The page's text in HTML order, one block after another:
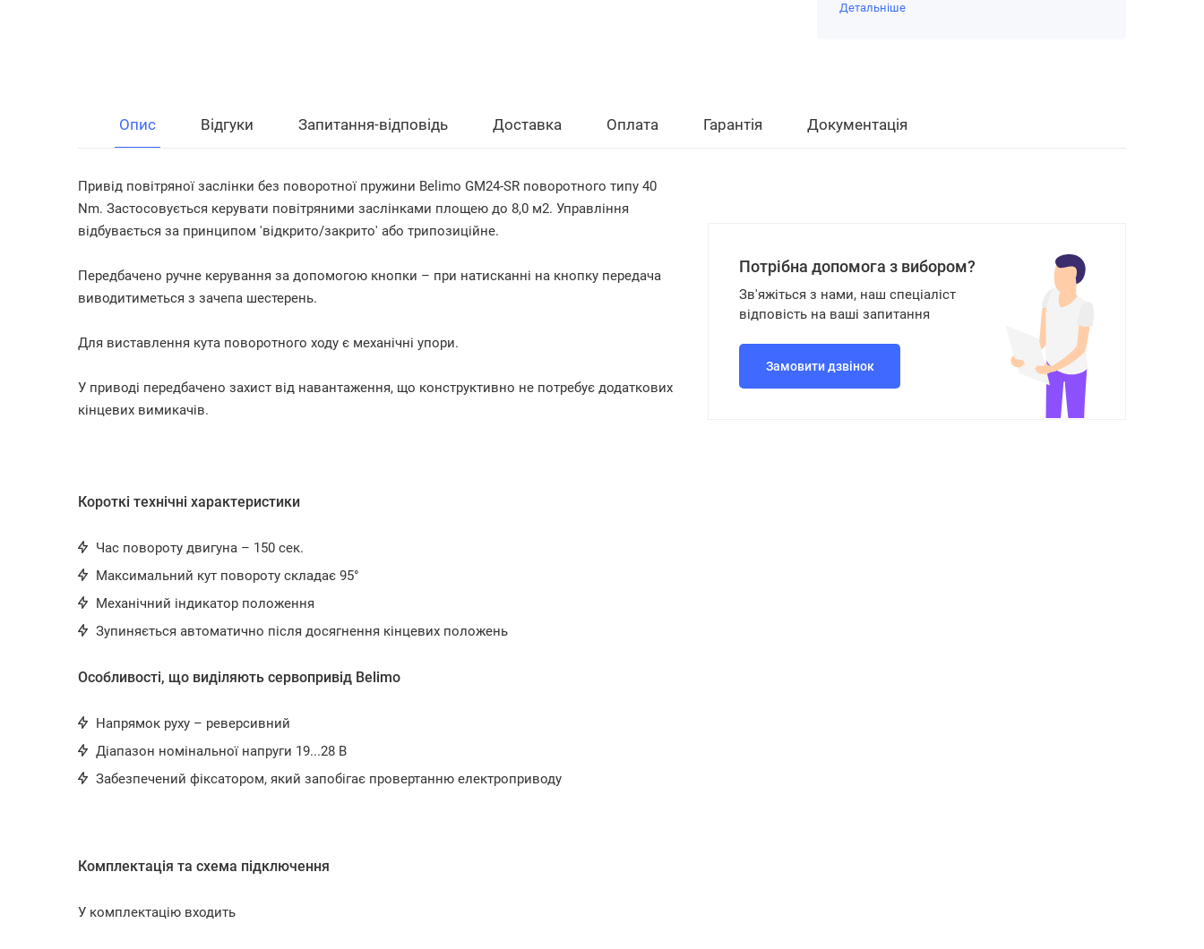
Детальніше
Опис Відгуки Запитання-відповідь Доставка Оплата Гарантія Документація
Привід повітряної заслінки без поворотної пружини Belimo GM24-SR поворотного типу 40
Nm. Застосовується керувати повітряними заслінками площею до 8,0 м2. Управління
відбувається за принципом 'відкрито/закрито' або трипозиційне.
Передбачено ручне керування за допомогою кнопки – при натисканні на кнопку передача
виводитиметься з зачепа шестерень.
Для виставлення кута поворотного ходу є механічні упори.
У приводі передбачено захист від навантаження, що конструктивно не потребує додаткових
кінцевих вимикачів.
Короткі технічні характеристики
Час повороту двигуна – 150 сек.
Максимальний кут повороту складає 95°
Механічний індикатор положення
Зупиняється автоматично після досягнення кінцевих положень
Особливості, що виділяють сервопривід Belimo
Напрямок руху – реверсивний
Діапазон номінальної напруги 19...28 В
Забезпечений фіксатором, який запобігає провертанню електроприводу
Комплектація та схема підключення
У комплектацію входить
Потрібна допомога з вибором?
Зв'яжіться з нами, наш спеціаліст
відповість на ваші запитання
Замовити дзвінок